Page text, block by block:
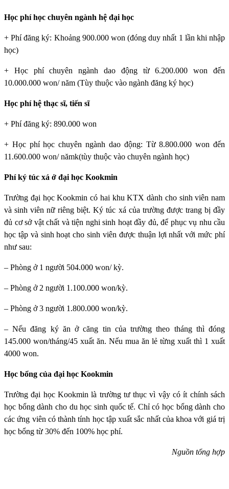
Học phí học chuyên ngành hệ đại học
+ Phí đăng ký: Khoảng 900.000 won (đóng duy nhất 1 lần khi nhập
học)
+ Học phí chuyên ngành dao động từ 6.200.000 won đến
10.000.000 won/ năm (Tùy thuộc vào ngành đăng ký học)
Học phí hệ thạc sĩ, tiến sĩ
+ Phí đăng ký: 890.000 won
+ Học phí học chuyên ngành dao động: Từ 8.800.000 won đến
11.600.000 won/ nămk(tùy thuộc vào chuyên ngành học)
Phí ký túc xá ở đại học Kookmin
Trường đại học Kookmin có hai khu KTX dành cho sinh viên nam
và sinh viên nữ riêng biệt. Ký túc xá của trường được trang bị đầy
đủ cơ sở vật chất và tiện nghi sinh hoạt đầy đủ, để phục vụ nhu cầu
học tập và sinh hoạt cho sinh viên được thuận lợi nhất với mức phí
như sau:
– Phòng ở 1 người 504.000 won/ kỳ.
– Phòng ở 2 người 1.100.000 won/kỳ.
– Phòng ở 3 người 1.800.000 won/kỳ.
– Nếu đăng ký ăn ở căng tin của trường theo tháng thì đóng
145.000 won/tháng/45 xuất ăn. Nếu mua ăn lẻ từng xuất thì 1 xuất
4000 won.
Học bổng của đại học Kookmin
Trường đại học Kookmin là trường tư thục vì vậy có ít chính sách
học bổng dành cho du học sinh quốc tế. Chỉ có học bổng dành cho
các ứng viên có thành tính học tập xuất sắc nhất của khoa với giá trị
học bổng từ 30% đến 100% học phí.
Nguồn tổng hợp